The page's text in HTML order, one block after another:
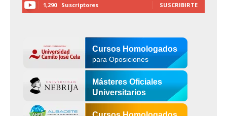
1,290 Suscriptores SUSCRIBIRTE
Cursos Homologados
para Oposiciones
Másteres Oficiales
Universitarios